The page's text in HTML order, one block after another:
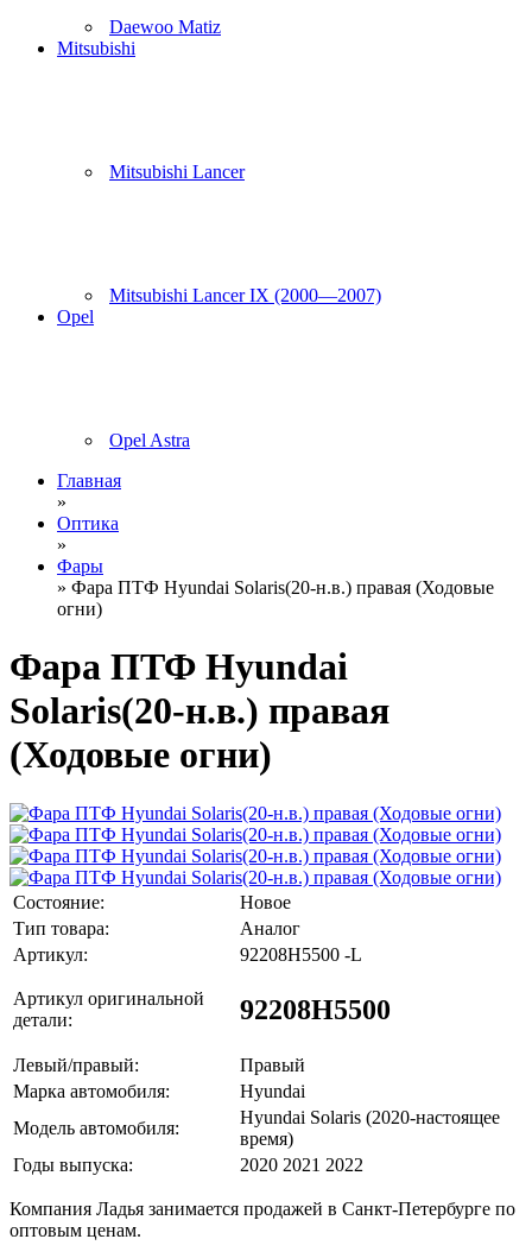
Daewoo Matiz
Mitsubishi
Mitsubishi Lancer
Mitsubishi Lancer IX (2000—2007)
Opel
Opel Astra
Главная
»
Оптика
»
Фары
» Фара ПТФ Hyundai Solaris(20-н.в.) правая (Ходовые
огни)
Фара ПТФ Hyundai
Solaris(20-н.в.) правая
(Ходовые огни)
Состояние:
Новое
Тип товара:
Аналог
Артикул:
92208H5500 -L
Артикул оригинальной
детали:
92208H5500
Левый/правый:
Правый
Марка автомобиля:
Hyundai
Модель автомобиля:
Hyundai Solaris (2020-настоящее
время)
Годы выпуска:
2020 2021 2022
Компания Ладья занимается продажей в Санкт-Петербурге по
оптовым ценам.